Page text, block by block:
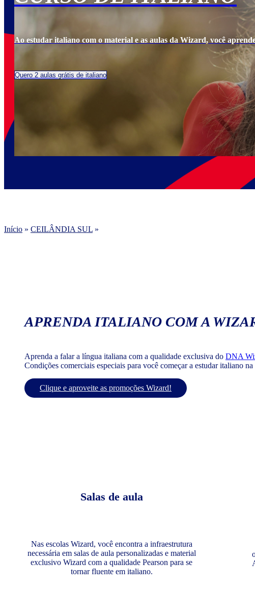
Ao estudar italiano com o material e as aulas da Wizard, você
Quero 2 aulas grátis de italiano
Início » CEILÂNDIA SUL »
APRENDA ITALIANO COM A
Aprenda a falar a língua italiana com a qualidade exclusiva do DNA
Condições comerciais especiais para você começar a estudar italiano
Clique e aproveite as promoções Wizard!
Salas de aula
Nas escolas Wizard, você encontra a infraestrutura
necessária em salas de aula personalizadas e material
exclusivo Wizard com a qualidade Pearson para se
tornar fluente em italiano.